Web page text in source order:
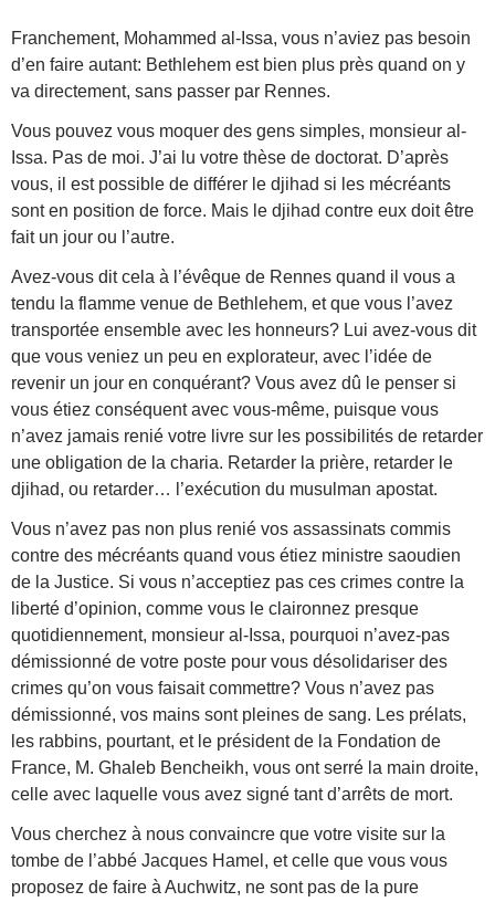
Franchement, Mohammed al-Issa, vous n’aviez pas besoin
d’en faire autant: Bethlehem est bien plus près quand on y
va directement, sans passer par Rennes.
Vous pouvez vous moquer des gens simples, monsieur al-
Issa. Pas de moi. J’ai lu votre thèse de doctorat. D’après
vous, il est possible de différer le djihad si les mécréants
sont en position de force. Mais le djihad contre eux doit être
fait un jour ou l’autre.
Avez-vous dit cela à l’évêque de Rennes quand il vous a
tendu la flamme venue de Bethlehem, et que vous l’avez
transportée ensemble avec les honneurs? Lui avez-vous dit
que vous veniez un peu en explorateur, avec l’idée de
revenir un jour en conquérant? Vous avez dû le penser si
vous étiez conséquent avec vous-même, puisque vous
n’avez jamais renié votre livre sur les possibilités de retarder
une obligation de la charia. Retarder la prière, retarder le
djihad, ou retarder… l’exécution du musulman apostat.
Vous n’avez pas non plus renié vos assassinats commis
contre des mécréants quand vous étiez ministre saoudien
de la Justice. Si vous n’acceptiez pas ces crimes contre la
liberté d’opinion, comme vous le claironnez presque
quotidiennement, monsieur al-Issa, pourquoi n’avez-pas
démissionné de votre poste pour vous désolidariser des
crimes qu’on vous faisait commettre? Vous n’avez pas
démissionné, vos mains sont pleines de sang. Les prélats,
les rabbins, pourtant, et le président de la Fondation de
France, M. Ghaleb Bencheikh, vous ont serré la main droite,
celle avec laquelle vous avez signé tant d’arrêts de mort.
Vous cherchez à nous convaincre que votre visite sur la
tombe de l’abbé Jacques Hamel, et celle que vous vous
proposez de faire à Auchwitz, ne sont pas de la pure